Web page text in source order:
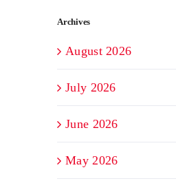
Archives
August 2026
July 2026
June 2026
May 2026